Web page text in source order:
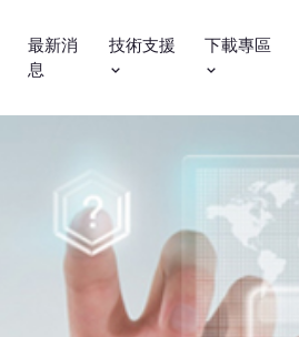
最新消
息
技術支援 下載專區